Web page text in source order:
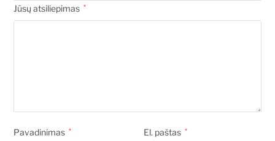
Jūsų atsiliepimas *
Pavadinimas * El. paštas *